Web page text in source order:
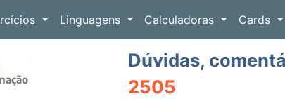
Linguagens Calculadoras Cards
Dúvidas,
2505